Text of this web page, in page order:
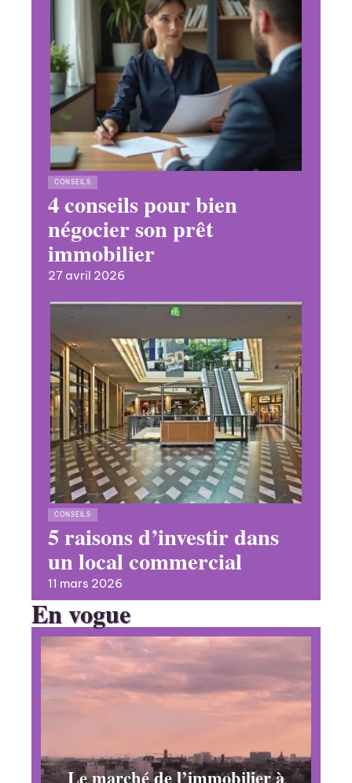
CONSEILS
4 conseils pour bien
négocier son prêt
immobilier
27 avril 2026
CONSEILS
5 raisons d’investir dans
un local commercial
11 mars 2026
En vogue
Le marché de l’immobilier à